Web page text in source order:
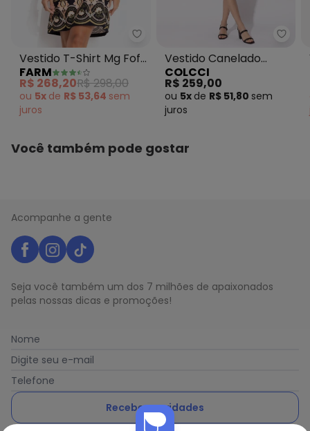
Farm - Vestido T-Shirt Mg Fofa
Vestido T-Shirt Mg Fofa
Nikita Preto
FARM
R$ 268,20R$ 298,00
ou 5x de R$ 53,64 sem
juros
Vestido Canelado
Preto
COLCCI
R$ 259,00
ou 5x de R$ 51,80 sem
juros
Você também pode gostar
Acompanhe a gente
Seja você também um dos 7 milhões de apaixonados
pelas nossas dicas e promoções!
Nome
Digite seu e-mail
Telefone
Receber novidades